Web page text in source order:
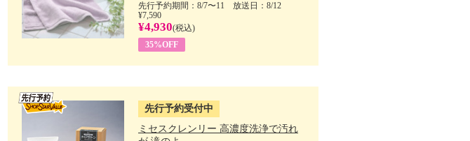
先行予約期間：8/7〜11 放送日：8/12
¥7,590
¥4,930(税込)
35%OFF
先行予約受付中
ミセスクレンリー 高濃度洗浄で汚れ